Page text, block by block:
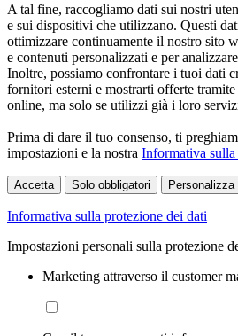
A tal fine, raccogliamo dati sui nostri
e sui dispositivi che utilizzano. Questi
ottimizzare continuamente il nostro sito
e contenuti personalizzati e per
Inoltre, possiamo confrontare i tuoi dati
fornitori esterni e mostrarti offerte
online, ma solo se utilizzi già i loro
Prima di dare il tuo consenso, ti
impostazioni e la nostra Informativa
Accetta Solo obbligatori
Informativa sulla protezione dei dati
Impostazioni personali sulla protezione
Marketing attraverso il customer